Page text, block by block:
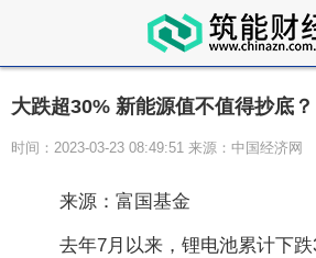
大跌超30% 新能源值不值得抄底？
时间：2023-03-23 08:49:51 来源：中国经济网
来源：富国基金
去年7月以来，锂电池累计下